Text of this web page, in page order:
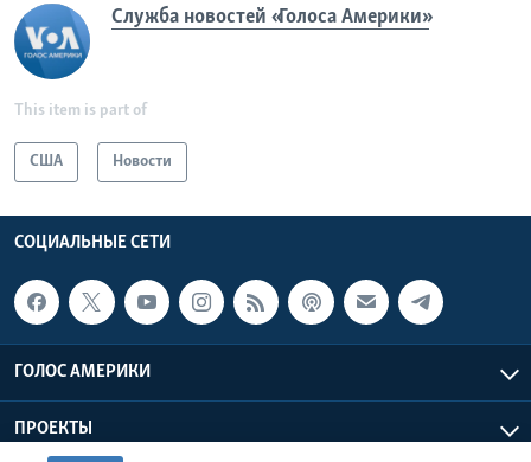
Служба новостей «Голоса Америки»
This item is part of
США Новости
СОЦИАЛЬНЫЕ СЕТИ
ГОЛОС АМЕРИКИ
ПРОЕКТЫ